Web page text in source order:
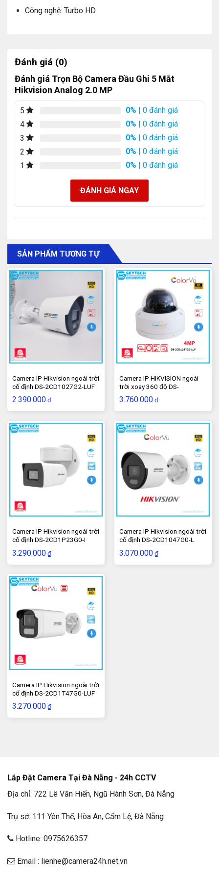
Cảm biến: CMOS
Chống thấm nước, chống bụi: IP66 (chống nước tốt
Đặc điểm: Ống kính cố định, thiết kế phù hợp cho môi
trường ngoài trời
Công nghệ: Turbo HD
Ổ cứng lưu trữ chuyên dụng camera
Dung lượng: 1T
Tốc độ quay cao và khả năng ghi hình liên tục
8-ch 1080p Lite 1U H.265 DVR
Nén video H.265 Pro + / H.265 Pro / H.265
Đầu vào video HDTVI / AHD / CVI / CVBS / IP
Âm thanh qua cáp đồng trục
Đầu vào camera IP lên đến 10 ch (lên đến 5 MP)
Khả năng mã hóa lên đến 1080p lite @ 25/30 khung
Tối đa 1200 m cho tín hiệu HDTVI 720p
Cung cấp nguồn ổn định cho các camera quan sát
Điện áp: 12V DC, công suất phù hợp với các loại
camera Hikvision
Balun
Thiết bị chuyển đổi tín hiệu từ camera analog sang tín
hiệu truyền qua cáp mạng (UTP)
Đảm bảo tín hiệu ổn định và chất lượng cao cho hệ
thống camera
Hikvision Analog 2.0 MP
Hình ảnh sắc nét Full HD 1080p
chi tiết.
Hỗ trợ hồng ngoại ban đêm
Quan sát rõ ràng trong điều kiện thiếu sáng với tầm nhìn
Công nghệ: Turbo HD
Đánh giá (0)
Đánh giá Trọn Bộ Camera Đầu Ghi 5 Mắt
Hikvision Analog 2.0 MP
5 0% | 0 đánh giá
4
0% | 0 đánh giá
3
0% | 0 đánh giá
2
0% | 0 đánh giá
1
0% | 0 đánh giá
ĐÁNH GIÁ NGAY
SẢN PHẨM TƯƠNG TỰ
Camera IP Hikvision ngoài trời
cố định DS-2CD1027G2-LUF
2.390.000 ₫
Camera IP HIKVISION ngoài
trời xoay 360 độ DS-
2CD1147G2-LUF
3.760.000 ₫
Camera IP Hikvision ngoài trời
cố định DS-2CD1P23G0-I
3.290.000 ₫
Camera IP Hikvision ngoài trời
cố định DS-2CD1047G0-L
3.070.000 ₫
Camera IP Hikvision ngoài trời
cố định DS-2CD1T47G0-LUF
3.270.000 ₫
Lắp Đặt Camera Tại Đà Nẵng - 24h CCTV
Địa chỉ: 722 Lê Văn Hiến, Ngũ Hành Sơn, Đà Nẵng
Trụ sở: 111 Yên Thế, Hòa An, Cẩm Lệ, Đà Nẵng
Hotline: 0975626357
Email : lienhe@camera24h.net.vn